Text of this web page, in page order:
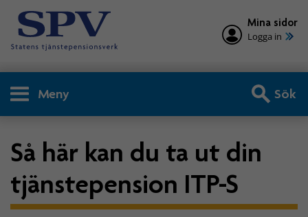
Mina sidor
Logga in
Meny Sök
Så här kan du ta ut din
tjänstepension ITP-S